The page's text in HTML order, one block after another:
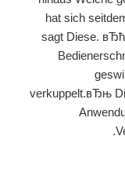
hat sich
sagt Diese.
verkuppelt.вЂњ